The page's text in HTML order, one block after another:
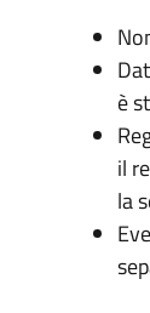
è
il
la